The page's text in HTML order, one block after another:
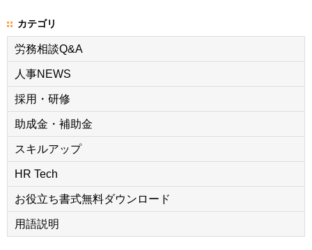
カテゴリ
労務相談Q&A
人事NEWS
採用・研修
助成金・補助金
スキルアップ
HR Tech
お役立ち書式無料ダウンロード
用語説明